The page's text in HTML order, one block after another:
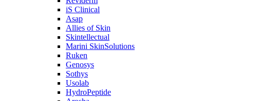
iS Clinical
Asap
Allies of Skin
Skintellectual
Marini SkinSolutions
Ruken
Genosys
Sothys
Usolab
HydroPeptide